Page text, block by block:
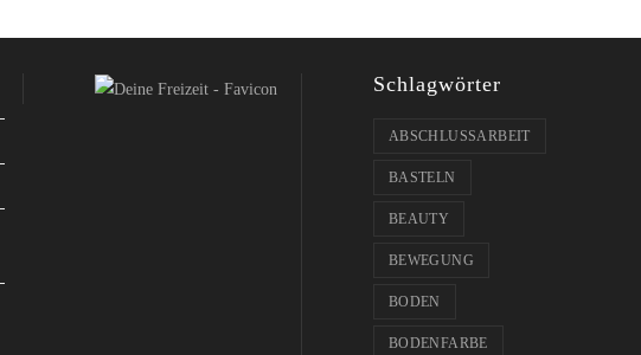
Schlagwörter
ABSCHLUSSARBEIT
BASTELN
BEAUTY
BEWEGUNG
BODEN
BODENFARBE